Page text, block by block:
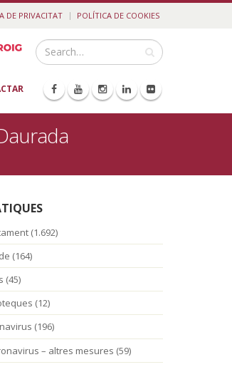
DE PRIVACITAT POLÍTICA DE COOKIES
(1.692)
(164)
(45)
(12)
(196)
– altres mesures (59)